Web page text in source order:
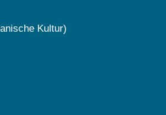
Kultur)